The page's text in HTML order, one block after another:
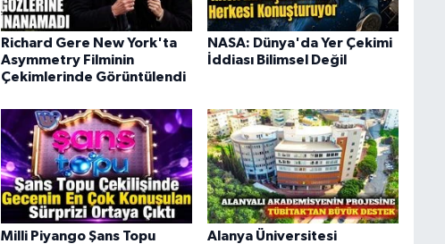
Richard Gere New York'ta
Asymmetry Filminin
Çekimlerinde Görüntülendi
NASA: Dünya'da Yer Çekimi
İddiası Bilimsel Değil
Milli Piyango Şans Topu
Alanya Üniversitesi